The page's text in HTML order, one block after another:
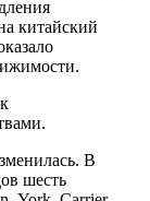
китайский
В
шесть